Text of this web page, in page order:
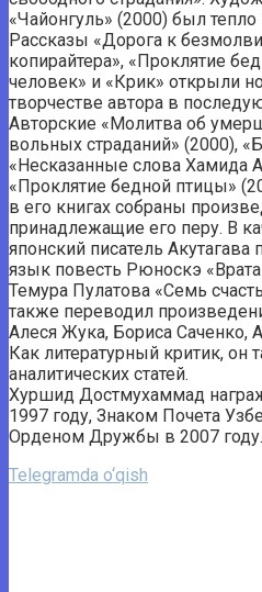
«Чайонгуль» (2000) был тепло
Рассказы «Дорога к
копирайтера», «Проклятие
человек» и «Крик» открыли
творчестве автора в
Авторские «Молитва об
вольных страданий» (2000),
«Несказанные слова Хамида
«Проклятие бедной птицы»
в его книгах собраны
принадлежащие его перу. В
японский писатель Акутагава
язык повесть Рюноскэ
Темура Пулатова «Семь
также переводил
Алеся Жука, Бориса Саченко,
Как литературный критик, он
аналитических статей.
Хуршид Достмухаммад
1997 году, Знаком Почета
Орденом Дружбы в 2007 году.
Telegramda o‘qish